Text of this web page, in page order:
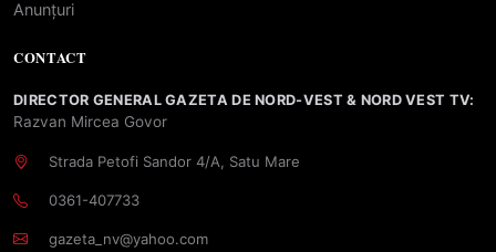
Anunțuri
CONTACT
DIRECTOR GENERAL GAZETA DE NORD-VEST & NORD VEST TV:
Razvan Mircea Govor
Strada Petofi Sandor 4/A, Satu Mare
0361-407733
gazeta_nv@yahoo.com